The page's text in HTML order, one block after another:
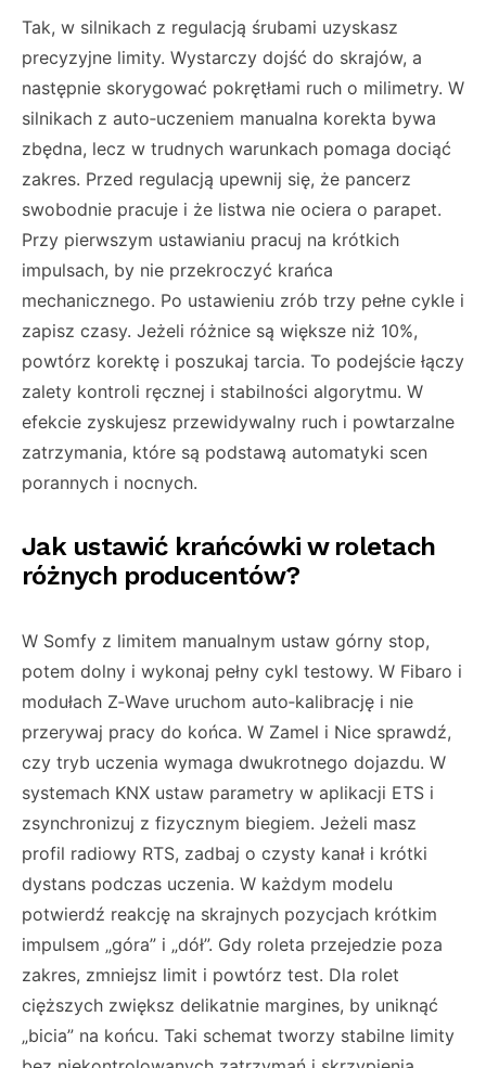
Tak, w silnikach z regulacją śrubami uzyskasz
precyzyjne limity. Wystarczy dojść do skrajów, a
następnie skorygować pokrętłami ruch o milimetry. W
silnikach z auto‑uczeniem manualna korekta bywa
zbędna, lecz w trudnych warunkach pomaga dociąć
zakres. Przed regulacją upewnij się, że pancerz
swobodnie pracuje i że listwa nie ociera o parapet.
Przy pierwszym ustawianiu pracuj na krótkich
impulsach, by nie przekroczyć krańca
mechanicznego. Po ustawieniu zrób trzy pełne cykle i
zapisz czasy. Jeżeli różnice są większe niż 10%,
powtórz korektę i poszukaj tarcia. To podejście łączy
zalety kontroli ręcznej i stabilności algorytmu. W
efekcie zyskujesz przewidywalny ruch i powtarzalne
zatrzymania, które są podstawą automatyki scen
porannych i nocnych.
Jak ustawić krańcówki w roletach
różnych producentów?
W Somfy z limitem manualnym ustaw górny stop,
potem dolny i wykonaj pełny cykl testowy. W Fibaro i
modułach Z‑Wave uruchom auto‑kalibrację i nie
przerywaj pracy do końca. W Zamel i Nice sprawdź,
czy tryb uczenia wymaga dwukrotnego dojazdu. W
systemach KNX ustaw parametry w aplikacji ETS i
zsynchronizuj z fizycznym biegiem. Jeżeli masz
profil radiowy RTS, zadbaj o czysty kanał i krótki
dystans podczas uczenia. W każdym modelu
potwierdź reakcję na skrajnych pozycjach krótkim
impulsem „góra” i „dół”. Gdy roleta przejedzie poza
zakres, zmniejsz limit i powtórz test. Dla rolet
cięższych zwiększ delikatnie margines, by uniknąć
„bicia” na końcu. Taki schemat tworzy stabilne limity